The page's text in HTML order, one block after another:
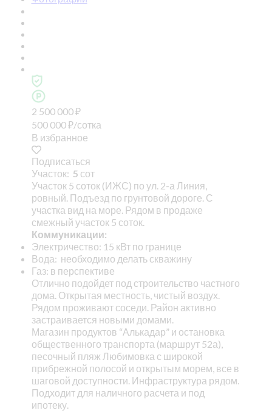
2 500 000₽
500 000₽/сотка
В избранное
Подписаться
Участок: 5 сот
Участок 5 соток (ИЖС) по ул. 2-а Линия,
ровный. Подъезд по грунтовой дороге. С
участка вид на море. Рядом в продаже
смежный участок 5 соток.
Коммуникации:
Электричество: 15 кВт по границе
Вода: необходимо делать скважину
Газ: в перспективе
Отлично подойдет под строительство частного
дома. Открытая местность, чистый воздух.
Рядом проживают соседи. Район активно
застраивается новыми домами.
Магазин продуктов “Алькадар” и остановка
общественного транспорта (маршрут 52а),
песочный пляж Любимовка с широкой
прибрежной полосой и открытым морем, все в
шаговой доступности. Инфраструктура рядом.
Подходит для наличного расчета и под
ипотеку.